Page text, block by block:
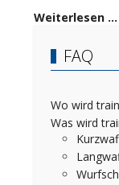
Weiterlesen …
FAQ
Wo wird
Was wird